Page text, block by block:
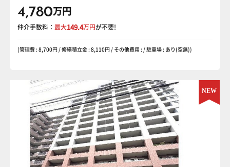
4,780万円
仲介手数料： 最大149.4万円が不要!
(管理費 : 8,700円 / 修繕積立金 : 8,110円 / その他費用 : / 駐車場 : あり(空無))